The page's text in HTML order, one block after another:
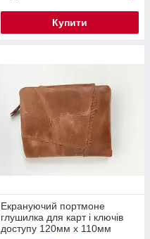
Купити
Екрануючий портмоне
глушилка для карт і ключів
доступу 120мм х 110мм